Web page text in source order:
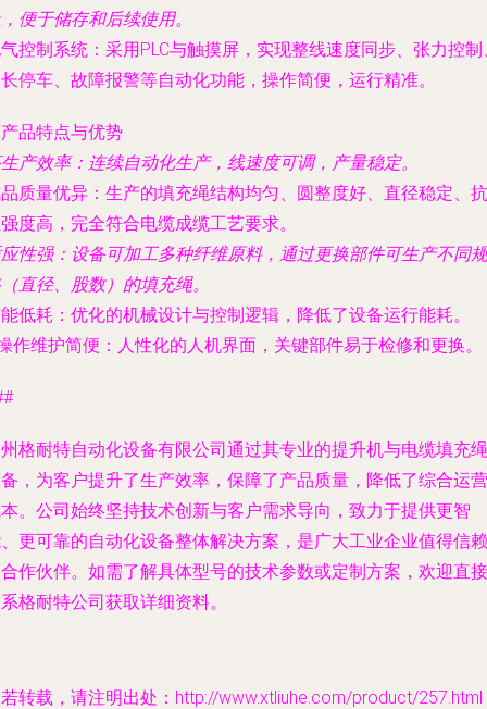
便于储存和后续使用。
控制系统 ：采用PLC与触摸屏，实现整线速度同步、张力控制
停车、故障报警等自动化功能，操作简便，运行精准。
品特点与优势
产效率：连续自动化生产，线速度可调，产量稳定。
质量优异 ：生产的填充绳结构均匀、圆整度好、直径稳定、抗
度高，完全符合电缆成缆工艺要求。
性强：设备可加工多种纤维原料，通过更换部件可生产不同规
直径、股数）的填充绳。
低耗 ：优化的机械设计与控制逻辑，降低了设备运行能耗。
作维护简便 ：人性化的人机界面，关键部件易于检修和更换。
格耐特自动化设备有限公司通过其专业的提升机与电缆填充绳
，为客户提升了生产效率，保障了产品质量，降低了综合运营
。公司始终坚持技术创新与客户需求导向，致力于提供更智
更可靠的自动化设备整体解决方案，是广大工业企业值得信赖
作伙伴。如需了解具体型号的技术参数或定制方案，欢迎直接
格耐特公司获取详细资料。
转载，请注明出处：http://www.xtliuhe.com/product/257.html